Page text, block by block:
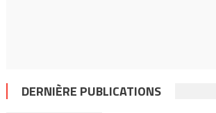
DERNIÈRE PUBLICATIONS